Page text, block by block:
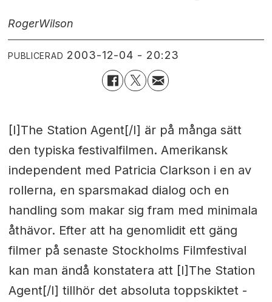
RogerWilson
PUBLICERAD 2003-12-04 - 20:23
[I]The Station Agent[/I] är på många sätt
den typiska festivalfilmen. Amerikansk
independent med Patricia Clarkson i en av
rollerna, en sparsmakad dialog och en
handling som makar sig fram med minimala
åthävor. Efter att ha genomlidit ett gäng
filmer på senaste Stockholms Filmfestival
kan man ändå konstatera att [I]The Station
Agent[/I] tillhör det absoluta toppskiktet -